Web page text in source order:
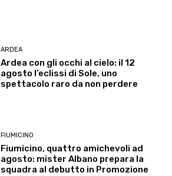
ARDEA
Ardea con gli occhi al cielo: il 12
agosto l’eclissi di Sole, uno
spettacolo raro da non perdere
FIUMICINO
Fiumicino, quattro amichevoli ad
agosto: mister Albano prepara la
squadra al debutto in Promozione